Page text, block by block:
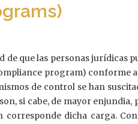
que las personas jurídicas
program) conforme
de control se han
si cabe, de mayor enjundia,
dicha carga.